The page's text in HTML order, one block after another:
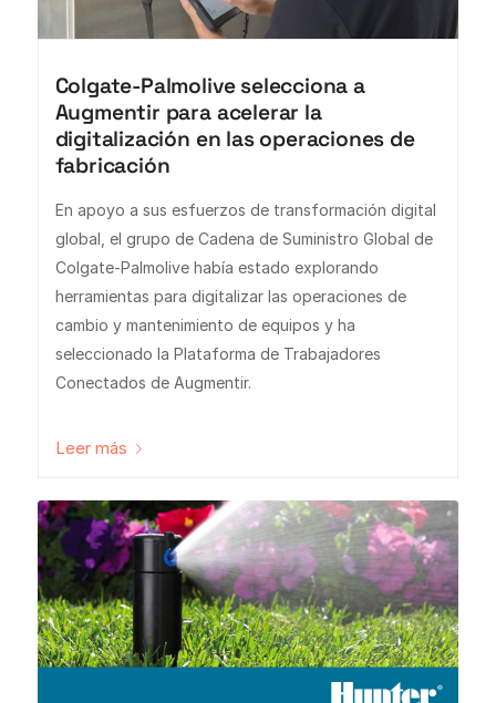
Colgate-Palmolive selecciona a
Augmentir para acelerar la
digitalización en las operaciones de
fabricación
En apoyo a sus esfuerzos de transformación digital
global, el grupo de Cadena de Suministro Global de
Colgate-Palmolive había estado explorando
herramientas para digitalizar las operaciones de
cambio y mantenimiento de equipos y ha
seleccionado la Plataforma de Trabajadores
Conectados de Augmentir.
Leer más